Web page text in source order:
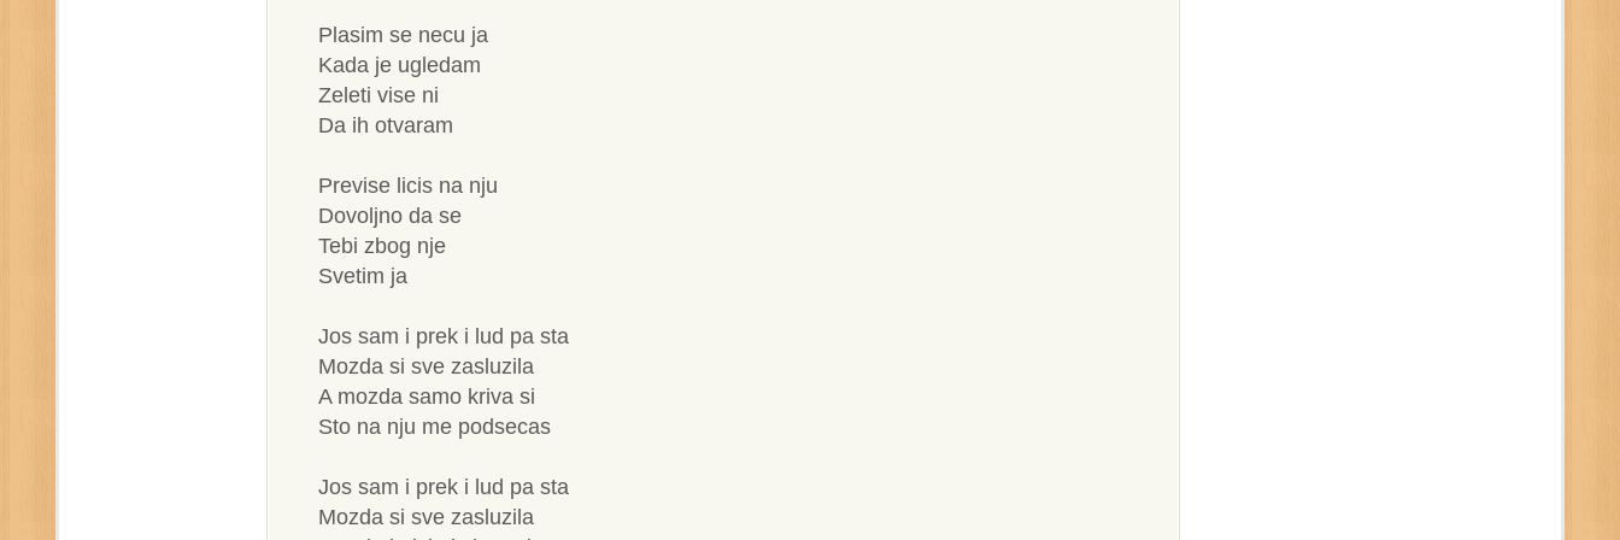
Plasim se necu ja
Kada je ugledam
Zeleti vise ni
Da ih otvaram
Previse licis na nju
Dovoljno da se
Tebi zbog nje
Svetim ja
Jos sam i prek i lud pa sta
Mozda si sve zasluzila
A mozda samo kriva si
Sto na nju me podsecas
Jos sam i prek i lud pa sta
Mozda si sve zasluzila